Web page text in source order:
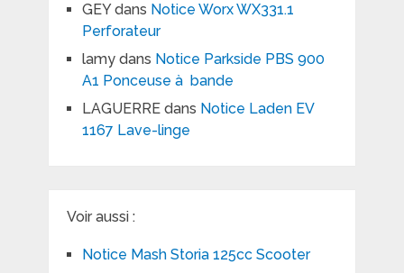
GEYdans Notice Worx WX331.1
Perforateur
lamydans Notice Parkside PBS 900
A1 Ponceuse à bande
LAGUERREdans Notice Laden EV
1167 Lave-linge
Voir aussi :
Notice Mash Storia 125cc Scooter